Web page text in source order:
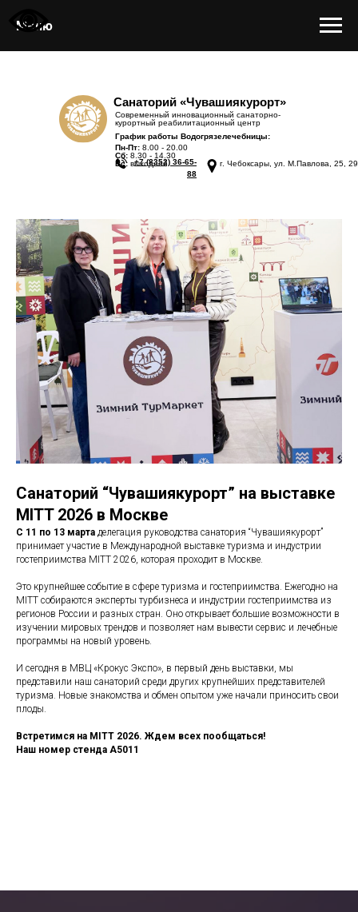
Меню
Санаторий «Чувашиякурорт»
Современный инновационный санаторно-
курортный реабилитационный центр
График работы Водогрязелечебницы:
Пн-Пт: 8.00 - 20.00
Сб: 8.30 - 14.30
Вс: выходной г. Чебоксары, ул. М.Павлова, 25, 29
+7 (8352) 36-65-
88
Санаторий “Чувашиякурорт” на выставке
MITT 2026 в Москве
С 11 по 13 марта делегация руководства санатория “Чувашиякурорт”
принимает участие в Международной выставке туризма и индустрии
гостеприимства MITT 2026, которая проходит в Москве.
Это крупнейшее событие в сфере туризма и гостеприимства. Ежегодно на
MITT собираются эксперты турбизнеса и индустрии гостеприимства из
регионов России и разных стран. Оно открывает большие возможности в
изучении мировых трендов и позволяет нам вывести сервис и лечебные
программы на новый уровень.
И сегодня в МВЦ «Крокус Экспо», в первый день выставки, мы
представили наш санаторий среди других крупнейших представителей
туризма. Новые знакомства и обмен опытом уже начали приносить свои
плоды.
Встретимся на MITT 2026. Ждем всех пообщаться!
Наш номер стенда А5011